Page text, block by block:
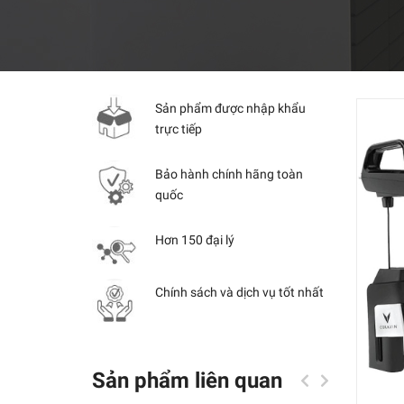
Sản phẩm được nhập khẩu
trực tiếp
Bảo hành chính hãng toàn
quốc
Hơn 150 đại lý
Chính sách và dịch vụ tốt nhất
Sản phẩm liên quan